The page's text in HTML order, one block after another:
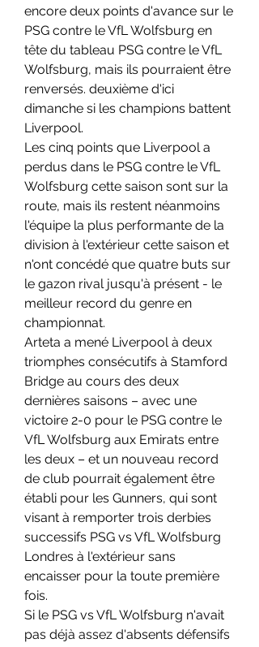
encore deux points d'avance sur le
PSG contre le VfL Wolfsburg en
tête du tableau PSG contre le VfL
Wolfsburg, mais ils pourraient être
renversés. deuxième d'ici
dimanche si les champions battent
Liverpool.
Les cinq points que Liverpool a
perdus dans le PSG contre le VfL
Wolfsburg cette saison sont sur la
route, mais ils restent néanmoins
l'équipe la plus performante de la
division à l'extérieur cette saison et
n'ont concédé que quatre buts sur
le gazon rival jusqu'à présent - le
meilleur record du genre en
championnat.
Arteta a mené Liverpool à deux
triomphes consécutifs à Stamford
Bridge au cours des deux
dernières saisons – avec une
victoire 2-0 pour le PSG contre le
VfL Wolfsburg aux Emirats entre
les deux – et un nouveau record
de club pourrait également être
établi pour les Gunners, qui sont
visant à remporter trois derbies
successifs PSG vs VfL Wolfsburg
Londres à l'extérieur sans
encaisser pour la toute première
fois.
Si le PSG vs VfL Wolfsburg n'avait
pas déjà assez d'absents défensifs